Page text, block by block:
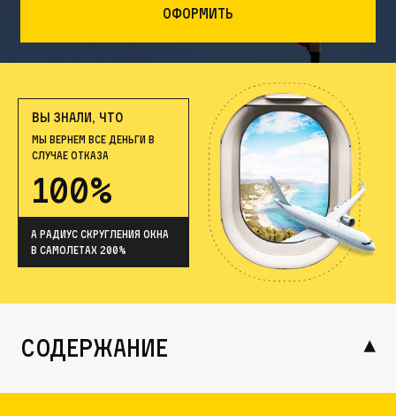
Оформить
ВЫ ЗНАЛИ, ЧТО
МЫ ВЕРНЕМ ВСЕ ДЕНЬГИ В
СЛУЧАЕ ОТКАЗА
100%
А радиус скругления окна
в самолетах 200%
содержание